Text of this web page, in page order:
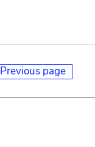
Previous page